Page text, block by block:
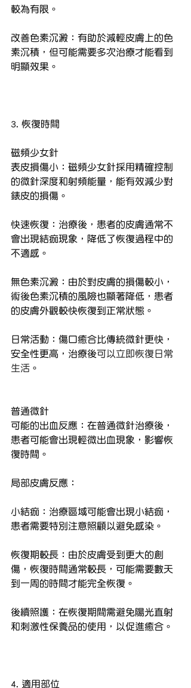
較為有限。
改善色素沉澱：有助於減輕皮膚上的色
素沉積，但可能需要多次治療才能看到
明顯效果。
3. 恢復時間
磁頻少女針
表皮損傷小：磁頻少女針採用精確控制
的微針深度和射頻能量，能有效減少對
錶皮的損傷。
快速恢復：治療後，患者的皮膚通常不
會出現結痂現象，降低了恢復過程中的
不適感。
無色素沉澱：由於對皮膚的損傷較小，
術後色素沉積的風險也顯著降低，患者
的皮膚外觀較快恢復到正常狀態。
日常活動：傷口癒合比傳統微針更快，
安全性更高，治療後可以立即恢復日常
生活 。
普通微針
可能的出血反應：在普通微針治療後，
患者可能會出現輕微出血現象，影響恢
復時間。
局部皮膚反應：
小結痂：治療區域可能會出現小結痂，
患者需要特別注意照顧以避免感染。
恢復期較長：由於皮膚受到更大的創
傷，恢復時間通常較長，可能需要數天
到一周的時間才能完全恢復。
後續照護：在恢復期間需避免陽光直射
和刺激性保養品的使用，以促進癒合。
4. 適用部位